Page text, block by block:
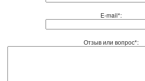
E-mail*:
Отзыв или вопрос*: